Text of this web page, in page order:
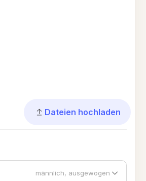
Dateien hochladen
männlich, ausgewogen